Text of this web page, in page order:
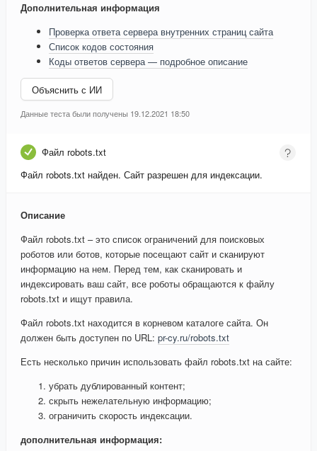
Дополнительная информация
Проверка ответа сервера внутренних страниц сайта
Список кодов состояния
Коды ответов сервера — подробное описание
Объяснить с ИИ
Данные теста были получены 19.12.2021 18:50
Файл robots.txt
Файл robots.txt найден. Сайт разрешен для индексации.
Описание
Файл robots.txt – это список ограничений для поисковых
роботов или ботов, которые посещают сайт и сканируют
информацию на нем. Перед тем, как сканировать и
индексировать ваш сайт, все роботы обращаются к файлу
robots.txt и ищут правила.
Файл robots.txt находится в корневом каталоге сайта. Он
должен быть доступен по URL: pr-cy.ru/robots.txt
Есть несколько причин использовать файл robots.txt на сайте:
убрать дублированный контент;
скрыть нежелательную информацию;
ограничить скорость индексации.
дополнительная информация: